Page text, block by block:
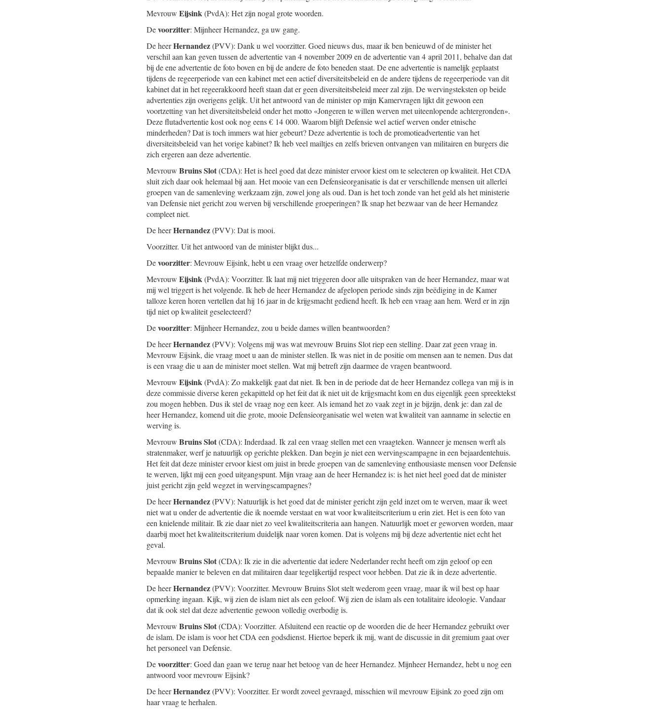
Mevrouw Eijsink(PvdA): Het zijn nogal grote woorden.
Devoorzitter: Mijnheer Hernandez, ga uw gang.
De heerHernandez(PVV): Dank u wel voorzitter. Goed nieuws dus, maar ik ben benieuwd of de minister het
verschil aan kan geven tussen de advertentie van 4 november 2009 en de advertentie van 4 april 2011, behalve dan dat
bij de ene advertentie de foto boven en bij de andere de foto beneden staat. De ene advertentie is namelijk geplaatst
tijdens de regeerperiode van een kabinet met een actief diversiteitsbeleid en de andere tijdens de regeerperiode van dit
kabinet dat in het regeerakkoord heeft staan dat er geen diversiteitsbeleid meer zal zijn. De wervingsteksten op beide
advertenties zijn overigens gelijk. Uit het antwoord van de minister op mijn Kamervragen lijkt dit gewoon een
voortzetting van het diversiteitsbeleid onder het motto «Jongeren te willen werven met uiteenlopende achtergronden».
Deze flutadvertentie kost ook nog eens € 14 000. Waarom blijft Defensie wel actief werven onder etnische
minderheden? Dat is toch immers wat hier gebeurt? Deze advertentie is toch de promotieadvertentie van het
diversiteitsbeleid van het vorige kabinet? Ik heb veel mailtjes en zelfs brieven ontvangen van militairen en burgers die
zich ergeren aan deze advertentie.
Mevrouw Bruins Slot(CDA): Het is heel goed dat deze minister ervoor kiest om te selecteren op kwaliteit. Het CDA
sluit zich daar ook helemaal bij aan. Het mooie van een Defensieorganisatie is dat er verschillende mensen uit allerlei
groepen van de samenleving werkzaam zijn, zowel jong als oud. Dan is het toch zonde van het geld als het ministerie
van Defensie niet gericht zou werven bij verschillende groeperingen? Ik snap het bezwaar van de heer Hernandez
compleet niet.
De heerHernandez(PVV): Dat is mooi.
Voorzitter. Uit het antwoord van de minister blijkt dus...
Devoorzitter: Mevrouw Eijsink, hebt u een vraag over hetzelfde onderwerp?
Mevrouw Eijsink(PvdA): Voorzitter. Ik laat mij niet triggeren door alle uitspraken van de heer Hernandez, maar wat
mij wel triggert is het volgende. Ik heb de heer Hernandez de afgelopen periode sinds zijn beëdiging in de Kamer
talloze keren horen vertellen dat hij 16 jaar in de krijgsmacht gediend heeft. Ik heb een vraag aan hem. Werd er in zijn
tijd niet op kwaliteit geselecteerd?
Devoorzitter: Mijnheer Hernandez, zou u beide dames willen beantwoorden?
De heerHernandez(PVV): Volgens mij was wat mevrouw Bruins Slot riep een stelling. Daar zat geen vraag in.
Mevrouw Eijsink, die vraag moet u aan de minister stellen. Ik was niet in de positie om mensen aan te nemen. Dus dat
is een vraag die u aan de minister moet stellen. Wat mij betreft zijn daarmee de vragen beantwoord.
Mevrouw Eijsink(PvdA): Zo makkelijk gaat dat niet. Ik ben in de periode dat de heer Hernandez collega van mij is in
deze commissie diverse keren gekapitteld op het feit dat ik niet uit de krijgsmacht kom en dus eigenlijk geen spreektekst
zou mogen hebben. Dus ik stel de vraag nog een keer. Als iemand het zo vaak zegt in je bijzijn, denk je: dan zal de
heer Hernandez, komend uit die grote, mooie Defensieorganisatie wel weten wat kwaliteit van aanname in selectie en
werving is.
Mevrouw Bruins Slot(CDA): Inderdaad. Ik zal een vraag stellen met een vraagteken. Wanneer je mensen werft als
stratenmaker, werf je natuurlijk op gerichte plekken. Dan begin je niet een wervingscampagne in een bejaardentehuis.
Het feit dat deze minister ervoor kiest om juist in brede groepen van de samenleving enthousiaste mensen voor Defensie
te werven, lijkt mij een goed uitgangspunt. Mijn vraag aan de heer Hernandez is: is het niet heel goed dat de minister
juist gericht zijn geld wegzet in wervingscampagnes?
De heerHernandez(PVV): Natuurlijk is het goed dat de minister gericht zijn geld inzet om te werven, maar ik weet
niet wat u onder de advertentie die ik noemde verstaat en wat voor kwaliteitscriterium u erin ziet. Het is een foto van
een knielende militair. Ik zie daar niet zo veel kwaliteitscriteria aan hangen. Natuurlijk moet er geworven worden, maar
daarbij moet het kwaliteitscriterium duidelijk naar voren komen. Dat is volgens mij bij deze advertentie niet echt het
geval.
Mevrouw Bruins Slot(CDA): Ik zie in die advertentie dat iedere Nederlander recht heeft om zijn geloof op een
bepaalde manier te beleven en dat militairen daar tegelijkertijd respect voor hebben. Dat zie ik in deze advertentie.
De heerHernandez(PVV): Voorzitter. Mevrouw Bruins Slot stelt wederom geen vraag, maar ik wil best op haar
opmerking ingaan. Kijk, wij zien de islam niet als een geloof. Wij zien de islam als een totalitaire ideologie. Vandaar
dat ik ook stel dat deze advertentie gewoon volledig overbodig is.
Mevrouw Bruins Slot(CDA): Voorzitter. Afsluitend een reactie op de woorden die de heer Hernandez gebruikt over
de islam. De islam is voor het CDA een godsdienst. Hiertoe beperk ik mij, want de discussie in dit gremium gaat over
het personeel van Defensie.
Devoorzitter: Goed dan gaan we terug naar het betoog van de heer Hernandez. Mijnheer Hernandez, hebt u nog een
antwoord voor mevrouw Eijsink?
De heerHernandez(PVV): Voorzitter. Er wordt zoveel gevraagd, misschien wil mevrouw Eijsink zo goed zijn om
haar vraag te herhalen.